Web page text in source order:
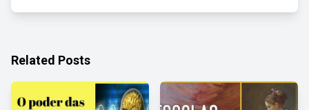
Related Posts